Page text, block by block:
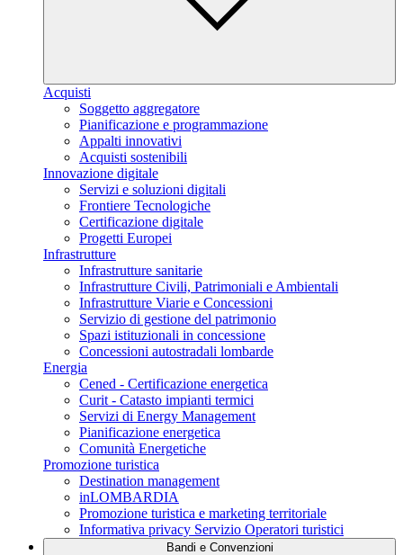
Acquisti
Soggetto aggregatore
Pianificazione e programmazione
Appalti innovativi
Acquisti sostenibili
Innovazione digitale
Servizi e soluzioni digitali
Frontiere Tecnologiche
Certificazione digitale
Progetti Europei
Infrastrutture
Infrastrutture sanitarie
Infrastrutture Civili, Patrimoniali e Ambientali
Infrastrutture Viarie e Concessioni
Servizio di gestione del patrimonio
Spazi istituzionali in concessione
Concessioni autostradali lombarde
Energia
Cened - Certificazione energetica
Curit - Catasto impianti termici
Servizi di Energy Management
Pianificazione energetica
Comunità Energetiche
Promozione turistica
Destination management
inLOMBARDIA
Promozione turistica e marketing territoriale
Informativa privacy Servizio Operatori turistici
Bandi e Convenzioni